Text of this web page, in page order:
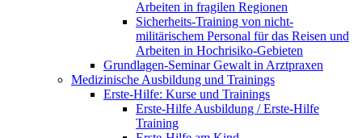
Arbeiten in fragilen Regionen
Sicherheits-Training von nicht-
militärischem Personal für das Reisen und
Arbeiten in Hochrisiko-Gebieten
Grundlagen-Seminar Gewalt in Arztpraxen
Medizinische Ausbildung und Trainings
Erste-Hilfe: Kurse und Trainings
Erste-Hilfe Ausbildung / Erste-Hilfe
Training